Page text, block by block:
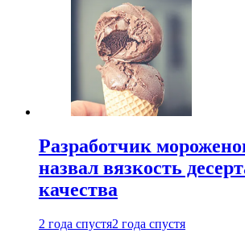
Разработчик
назвал вязкость
качества
2 года спустя2 года спустя